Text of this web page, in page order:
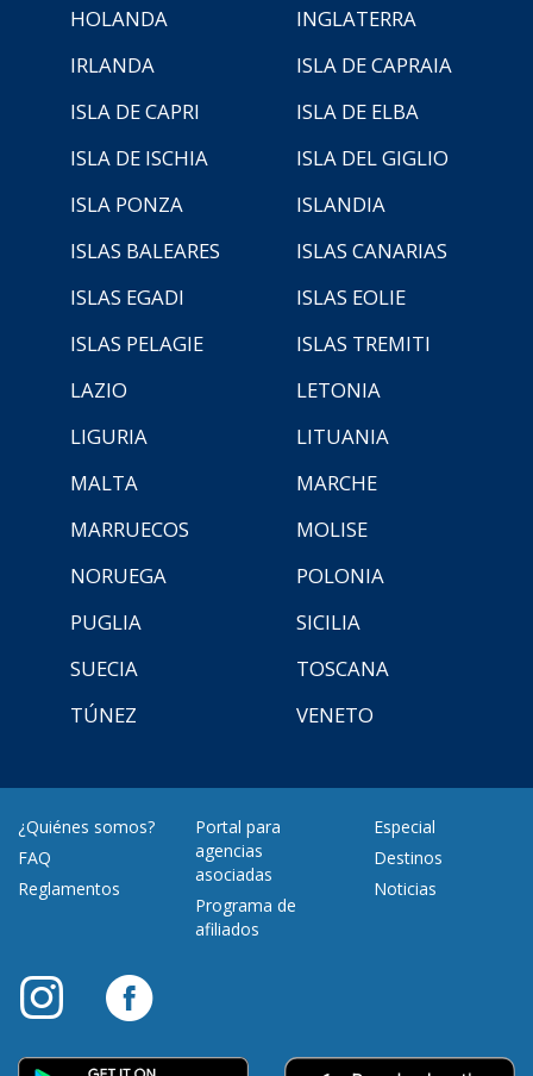
HOLANDA
INGLATERRA
IRLANDA
ISLA DE CAPRAIA
ISLA DE CAPRI
ISLA DE ELBA
ISLA DE ISCHIA
ISLA DEL GIGLIO
ISLA PONZA
ISLANDIA
ISLAS BALEARES
ISLAS CANARIAS
ISLAS EGADI
ISLAS EOLIE
ISLAS PELAGIE
ISLAS TREMITI
LAZIO
LETONIA
LIGURIA
LITUANIA
MALTA
MARCHE
MARRUECOS
MOLISE
NORUEGA
POLONIA
PUGLIA
SICILIA
SUECIA
TOSCANA
TÚNEZ
VENETO
¿Quiénes somos?
FAQ
Reglamentos
Portal para
agencias
asociadas
Programa de
afiliados
Especial
Destinos
Noticias